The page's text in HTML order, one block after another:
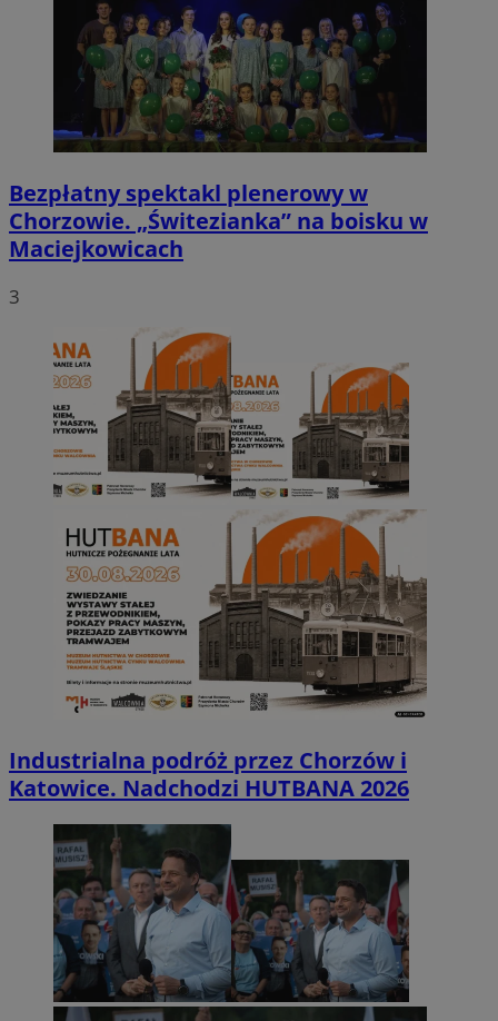
Bezpłatny spektakl plenerowy w
Chorzowie. „Świtezianka” na boisku w
Maciejkowicach
3
Industrialna podróż przez Chorzów i
Katowice. Nadchodzi HUTBANA 2026